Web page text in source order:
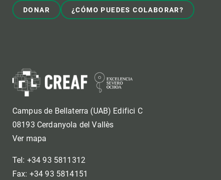
DONAR ¿CÓMO PUEDES COLABORAR?
Campus de Bellaterra (UAB) Edifici C
08193 Cerdanyola del Vallès
Ver mapa
Tel: +34 93 5811312
Fax: +34 93 5814151